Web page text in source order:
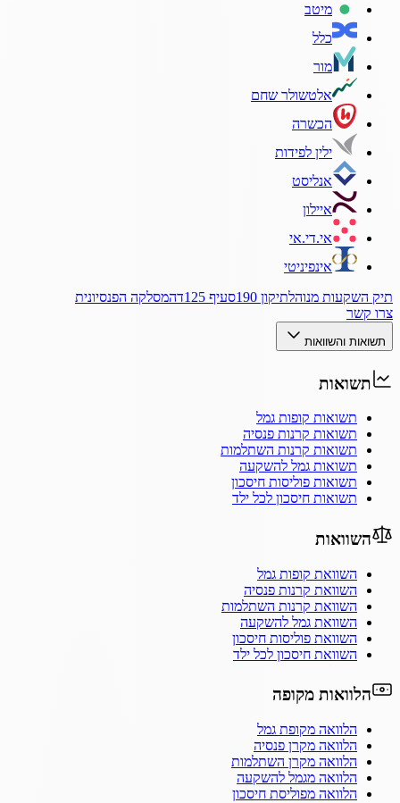
מיטב
כלל
מור
אלטשולר שחם
הכשרה
ילין לפידות
אנליסט
איילון
אי.די.אי
אינפיניטי
תיק השקעות מנוהלתיקון 190 סעיף 125ד
המסלקה הפנסיונית
צרו קשר
תשואות והשוואות
תשואות
תשואות קופות גמל
תשואות קרנות פנסיה
תשואות קרנות השתלמות
תשואות גמל להשקעה
תשואות פוליסות חיסכון
תשואות חיסכון לכל ילד
השוואות
השוואת קופות גמל
השוואת קרנות פנסיה
השוואת קרנות השתלמות
השוואת גמל להשקעה
השוואת פוליסות חיסכון
השוואת חיסכון לכל ילד
הלוואות מקופה
הלוואה מקופת גמל
הלוואה מקרן פנסיה
הלוואה מקרן השתלמות
הלוואה מגמל להשקעה
הלוואה מפוליסת חיסכון